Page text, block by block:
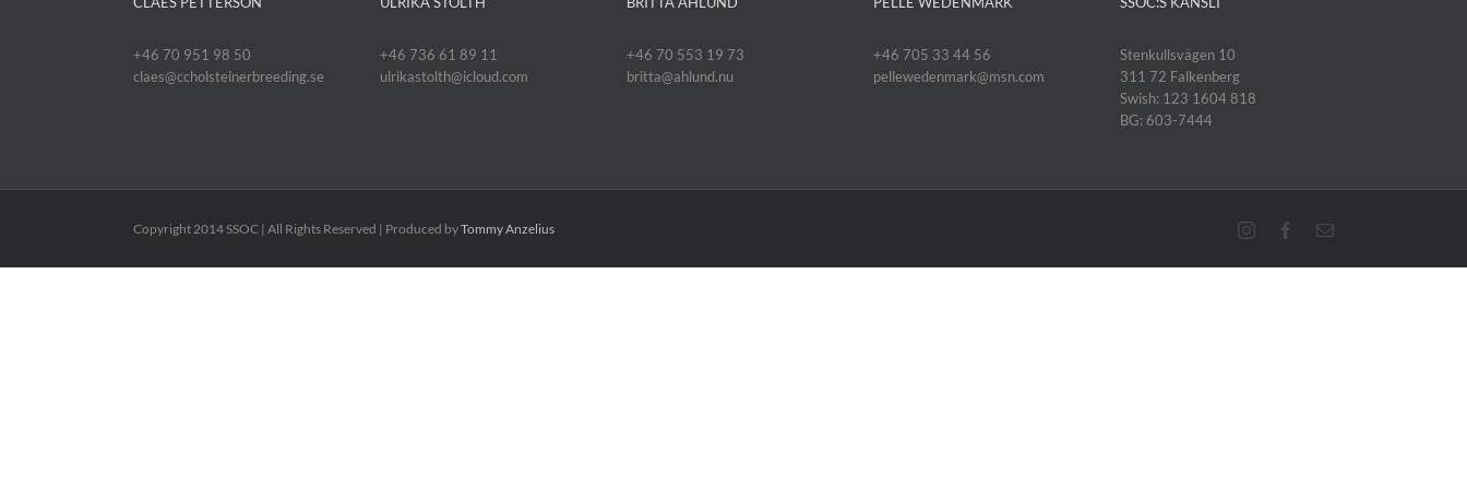
+46 70 951 98 50
claes@ccholsteinerbreeding.se
+46 736 61 89 11
ulrikastolth@icloud.com
+46 70 553 19 73
britta@ahlund.nu
+46 705 33 44 56
pellewedenmark@msn.com
Stenkullsvägen 10
311 72 Falkenberg
Swish: 123 1604 818
BG: 603-7444
Copyright 2014 SSOC | All Rights Reserved | Produced byTommy Anzelius InstagramFacebook
E-